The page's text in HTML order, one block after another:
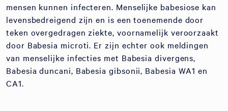
mensen kunnen infecteren. Menselijke babesiose kan
levensbedreigend zijn en is een toenemende door
teken overgedragen ziekte, voornamelijk veroorzaakt
door Babesia microti. Er zijn echter ook meldingen
van menselijke infecties met Babesia divergens,
Babesia duncani, Babesia gibsonii, Babesia WA1 en
CA1.